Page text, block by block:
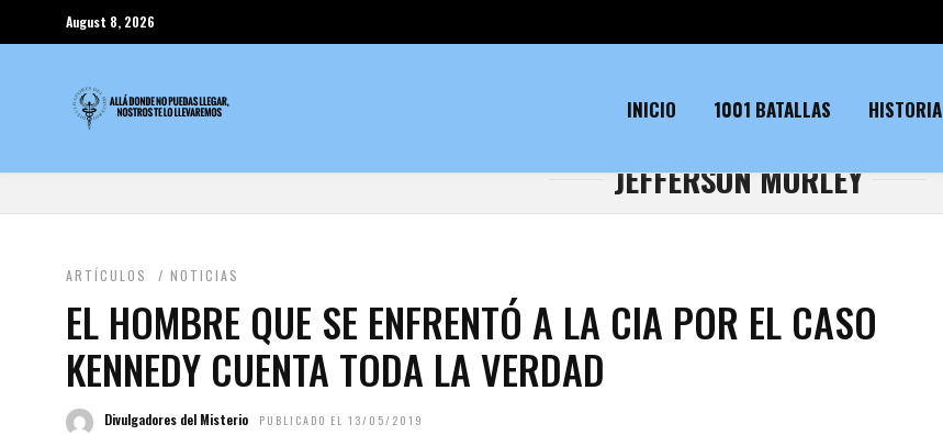
August 8, 2026
INICIO 1001 BATALLAS HISTORIA
JEFFERSON MORLEY
ARTÍCULOS / NOTICIAS
EL HOMBRE QUE SE ENFRENTÓ A LA CIA POR EL CASO
KENNEDY CUENTA TODA LA VERDAD
Divulgadores del Misterio PUBLICADO EL 13/05/2019